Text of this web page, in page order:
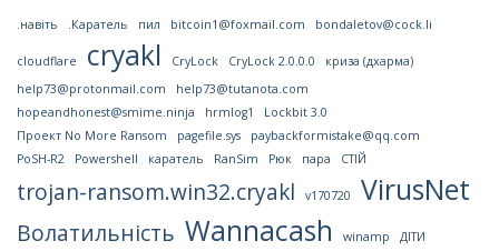
.навіть .Каратель пил bitcoin1@foxmail.com bondaletov@cock.li
cloudflare cryakl CryLock CryLock 2.0.0.0
криза (дхарма)
help73@protonmail.com
help73@tutanota.com
hopeandhonest@smime.ninja
hrmlog1
Lockbit 3.0
Проект No More Ransom
pagefile.sys
paybackformistake@qq.com
PoSH-R2
Powershell каратель RanSim Рюк пара СТІЙ
trojan-ransom.win32.cryakl v170720 VirusNet
Волатильність Wannacash winamp
ДІТИ